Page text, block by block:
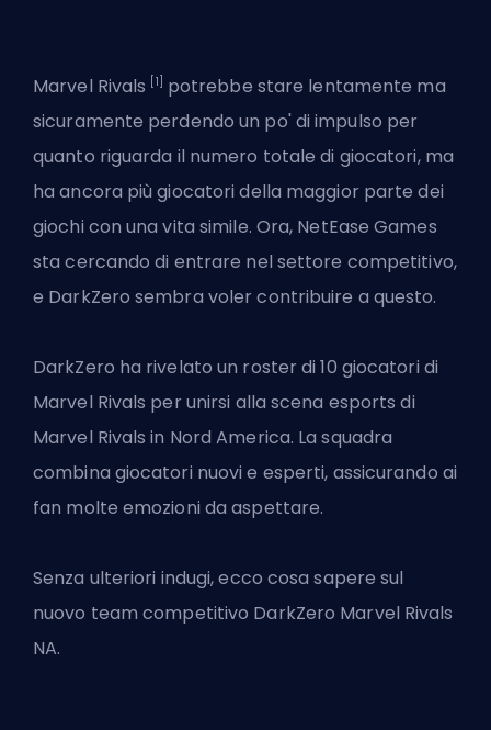
Marvel Rivals [1]
potrebbe stare lentamente ma
sicuramente perdendo un po' di impulso per
quanto riguarda il numero totale di giocatori, ma
ha ancora più giocatori della maggior parte dei
giochi con una vita simile. Ora, NetEase Games
sta cercando di entrare nel settore competitivo,
e DarkZero sembra voler contribuire a questo.
DarkZero ha rivelato un roster di 10 giocatori di
Marvel Rivals per unirsi alla scena esports di
Marvel Rivals in Nord America. La squadra
combina giocatori nuovi e esperti, assicurando ai
fan molte emozioni da aspettare.
Senza ulteriori indugi, ecco cosa sapere sul
nuovo team competitivo DarkZero Marvel Rivals
NA.